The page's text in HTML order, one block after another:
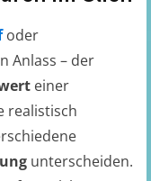
oder
Anlass – der
einer
realistisch
unterscheiden.